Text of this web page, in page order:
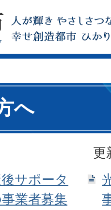
へ
更
サポータ
業者募集